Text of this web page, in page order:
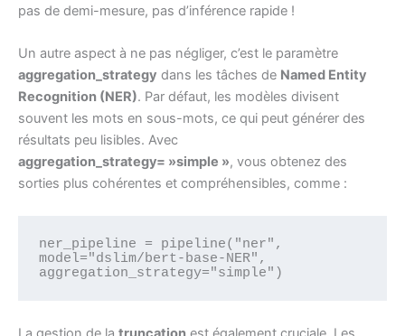
pas de demi-mesure, pas d’inférence rapide !
Un autre aspect à ne pas négliger, c’est le paramètre
aggregation_strategy dans les tâches de Named Entity
Recognition (NER). Par défaut, les modèles divisent
souvent les mots en sous-mots, ce qui peut générer des
résultats peu lisibles. Avec
aggregation_strategy= »simple », vous obtenez des
sorties plus cohérentes et compréhensibles, comme :
ner_pipeline = pipeline("ner",
model="dslim/bert-base-NER",
aggregation_strategy="simple")